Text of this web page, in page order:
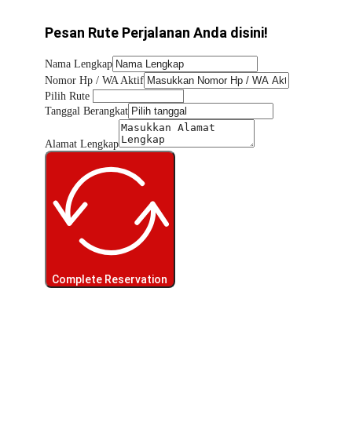
Pesan Rute Perjalanan Anda disini!
Nama Lengkap
Nomor Hp / WA Aktif
Pilih Rute
Tanggal Berangkat
Alamat Lengkap
Complete Reservation